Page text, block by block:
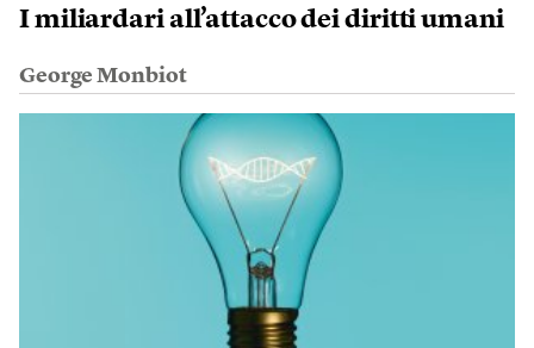
I miliardari all’attacco dei diritti umani
George Monbiot